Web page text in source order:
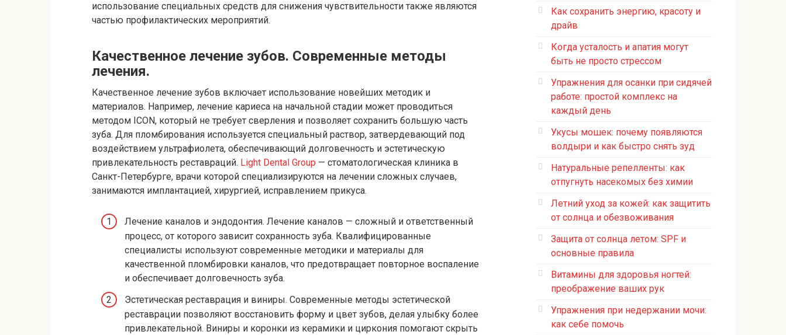
использование специальных средств для снижения чувствительности также являются
частью профилактических мероприятий.
Качественное лечение зубов. Современные методы
лечения.
Качественное лечение зубов включает использование новейших методик и
материалов. Например, лечение кариеса на начальной стадии может проводиться
методом ICON, который не требует сверления и позволяет сохранить большую часть
зуба. Для пломбирования используется специальный раствор, затвердевающий под
воздействием ультрафиолета, обеспечивающий долговечность и эстетическую
привлекательность реставраций. Light Dental Group — стоматологическая клиника в
Санкт-Петербурге, врачи которой специализируются на лечении сложных случаев,
занимаются имплантацией, хирургией, исправлением прикуса.
Лечение каналов и эндодонтия. Лечение каналов — сложный и ответственный
процесс, от которого зависит сохранность зуба. Квалифицированные
специалисты используют современные методики и материалы для
качественной пломбировки каналов, что предотвращает повторное воспаление
и обеспечивает долговечность зуба.
Эстетическая реставрация и виниры. Современные методы эстетической
реставрации позволяют восстановить форму и цвет зубов, делая улыбку более
привлекательной. Виниры и коронки из керамики и циркония помогают скрыть
Как сохранить энергию, красоту и
драйв
Когда усталость и апатия могут
быть не просто стрессом
Упражнения для осанки при сидячей
работе: простой комплекс на
каждый день
Укусы мошек: почему появляются
волдыри и как быстро снять зуд
Натуральные репелленты: как
отпугнуть насекомых без химии
Летний уход за кожей: как защитить
от солнца и обезвоживания
Защита от солнца летом: SPF и
основные правила
Витамины для здоровья ногтей:
преображение ваших рук
Упражнения при недержании мочи:
как себе помочь